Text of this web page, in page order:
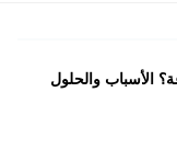
الأسباب والحلول